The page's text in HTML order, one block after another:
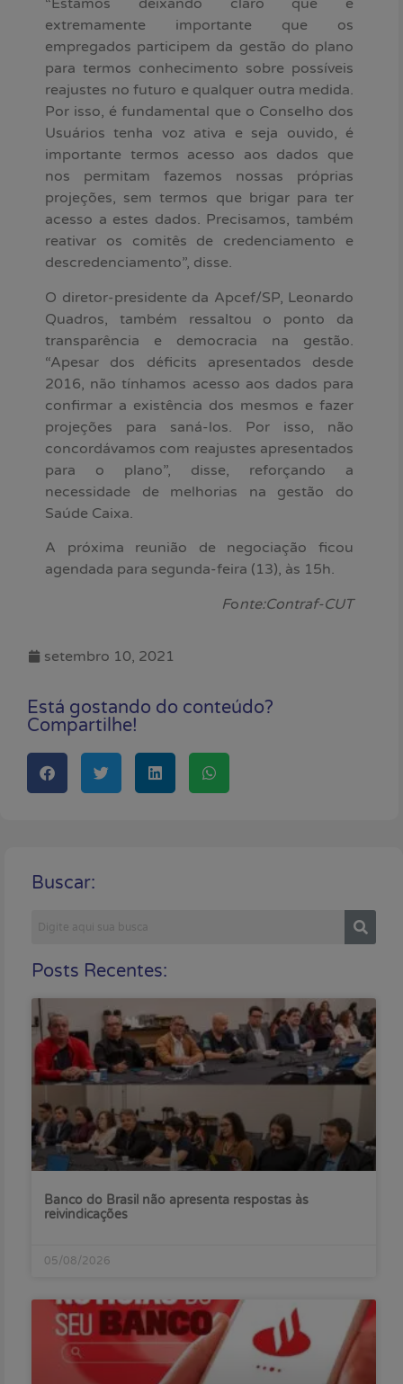
“Estamos deixando claro que é
extremamente importante que os
empregados participem da gestão do plano
para termos conhecimento sobre possíveis
reajustes no futuro e qualquer outra medida.
Por isso, é fundamental que o Conselho dos
Usuários tenha voz ativa e seja ouvido, é
importante termos acesso aos dados que
nos permitam fazemos nossas próprias
projeções, sem termos que brigar para ter
acesso a estes dados. Precisamos, também
reativar os comitês de credenciamento e
descredenciamento”, disse.
O diretor-presidente da Apcef/SP, Leonardo
Quadros, também ressaltou o ponto da
transparência e democracia na gestão.
“Apesar dos déficits apresentados desde
2016, não tínhamos acesso aos dados para
confirmar a existência dos mesmos e fazer
projeções para saná-los. Por isso, não
concordávamos com reajustes apresentados
para o plano”, disse, reforçando a
necessidade de melhorias na gestão do
Saúde Caixa.
A próxima reunião de negociação ficou
agendada para segunda-feira (13), às 15h.
Fonte:Contraf-CUT
setembro 10, 2021
Está gostando do conteúdo?
Compartilhe!
Buscar:
Posts Recentes:
Banco do Brasil não apresenta respostas às
reivindicações
05/08/2026